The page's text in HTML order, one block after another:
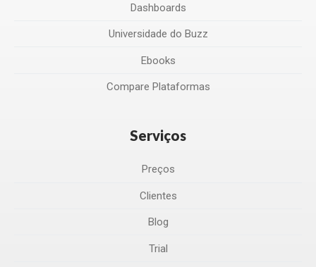
Dashboards
Universidade do Buzz
Ebooks
Compare Plataformas
Serviços
Preços
Clientes
Blog
Trial